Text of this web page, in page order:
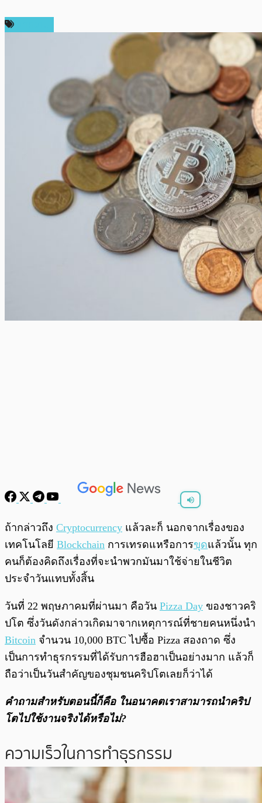
พร้อมเล่น 0:00/
ถ้ากล่าวถึง Cryptocurrency แล้วละก็ นอกจากเรื่องของ
เทคโนโลยี Blockchain การเทรดแหรือการขุดแล้วนั้น ทุก
คนก็ต้องคิดถึงเรื่องที่จะนำพวกมันมาใช้จ่ายในชีวิต
ประจำวันแทบทั้งสิ้น
วันที่ 22 พฤษภาคมที่ผ่านมา คือวัน Pizza Day ของชาวคริ
ปโต ซึ่งวันดังกล่าวเกิดมาจากเหตุการณ์ที่ชายคนหนึ่งนำ
Bitcoin จำนวน 10,000 BTC ไปซื้อ Pizza สองถาด ซึ่ง
เป็นการทำธุรกรรมที่ได้รับการฮือฮาเป็นอย่างมาก แล้วก็
ถือว่าเป็นวันสำคัญของชุมชนคริปโตเลยก็ว่าได้
คำถามสำหรับตอนนี้ก็คือ ในอนาคตเราสามารถนำคริป
โตไปใช้งานจริงได้หรือไม่?
ความเร็วในการทำธุรกรรม